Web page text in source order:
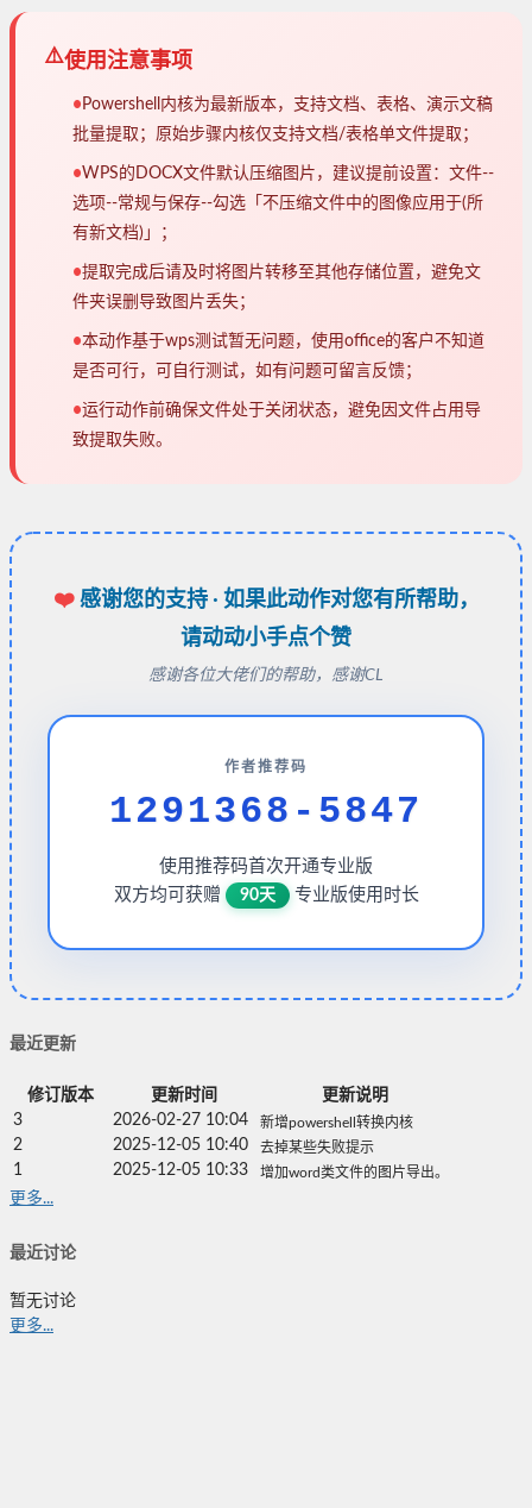
⚠️使用注意事项
• Powershell内核为最新版本，支持文档、表格、演示文稿
批量提取；原始步骤内核仅支持文档/表格单文件提取；
•WPS的DOCX文件默认压缩图片，建议提前设置：文件--
选项--常规与保存--勾选「不压缩文件中的图像应用于(所
有新文档)」；
•提取完成后请及时将图片转移至其他存储位置，避免文
件夹误删导致图片丢失；
•本动作基于wps测试暂无问题，使用office的客户不知道
是否可行，可自行测试，如有问题可留言反馈；
•运行动作前确保文件处于关闭状态，避免因文件占用导
致提取失败。
❤️感谢您的支持 · 如果此动作对您有所帮助，
请动动小手点个赞
感谢各位大佬们的帮助，感谢CL
作者推荐码
1291368-5847
使用推荐码首次开通专业版
双方均可获赠
90天 专业版使用时长
最近更新
修订版本 更新时间
更新说明
3
2026-02-27 10:04 新增powershell转换内核
2 2025-12-05 10:40 去掉某些失败提示
1 2025-12-05 10:33 增加word类文件的图片导出。
更多...
最近讨论
暂无讨论
更多...